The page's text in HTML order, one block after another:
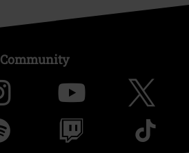
Community